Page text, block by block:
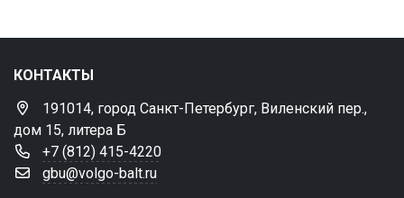
КОНТАКТЫ
191014, город Санкт-Петербург, Виленский пер.,
дом 15, литера Б
+7 (812) 415-4220
gbu@volgo-balt.ru